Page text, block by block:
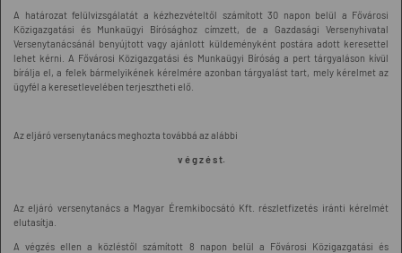
A határozat felülvizsgálatát a kézhezvételtől számított 30 napon belül a Fővárosi
Közigazgatási és Munkaügyi Bírósághoz címzett, de a Gazdasági Versenyhivatal
Versenytanácsánál benyújtott vagy ajánlott küldeményként postára adott keresettel
lehet kérni. A Fővárosi Közigazgatási és Munkaügyi Bíróság a pert tárgyaláson kívül
bírálja el, a felek bármelyikének kérelmére azonban tárgyalást tart, mely kérelmet az
ügyfél a keresetlevelében terjesztheti elő.
Az eljáró versenytanács meghozta továbbá az alábbi
v é g z é s t.
Az eljáró versenytanács a Magyar Éremkibocsátó Kft. részletfizetés iránti kérelmét
elutasítja.
A végzés ellen a közléstől számított 8 napon belül a Fővárosi Közigazgatási és